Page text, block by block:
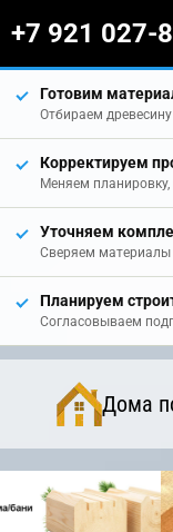
+7 921 027-
Готовим
Отбираем
Корректируем
Меняем планировку,
Уточняем
Сверяем материалы
Планируем
Согласовываем
Дома